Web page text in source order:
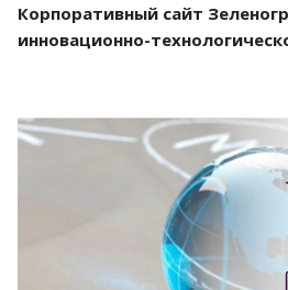
Корпоративный сайт
инновационно-